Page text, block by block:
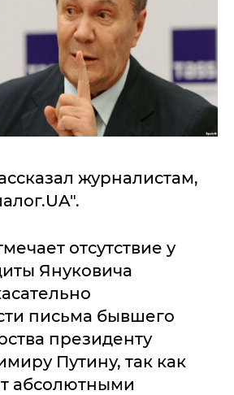
журналистам,
отсутствие у
Януковича
письма бывшего
президенту
Путину, так как
абсолютными